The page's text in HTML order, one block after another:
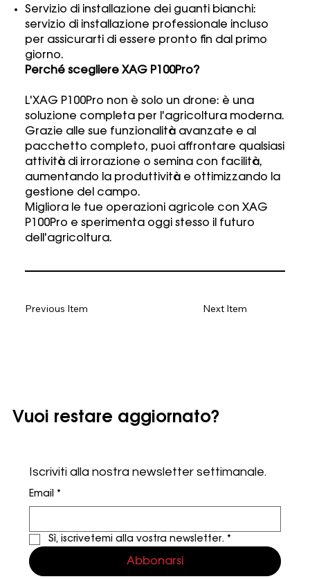
Servizio di installazione dei guanti bianchi:
servizio di installazione professionale incluso
per assicurarti di essere pronto fin dal primo
giorno.
Perché scegliere XAG P100Pro?
L'XAG P100Pro non è solo un drone: è una
soluzione completa per l'agricoltura moderna.
Grazie alle sue funzionalità avanzate e al
pacchetto completo, puoi affrontare qualsiasi
attività di irrorazione o semina con facilità,
aumentando la produttività e ottimizzando la
gestione del campo.
Migliora le tue operazioni agricole con XAG
P100Pro e sperimenta oggi stesso il futuro
dell'agricoltura.
Next Item
Previous Item
Vuoi restare aggiornato?
Iscriviti alla nostra newsletter settimanale.
Email *
Sì, iscrivetemi alla vostra newsletter. *
Abbonarsi